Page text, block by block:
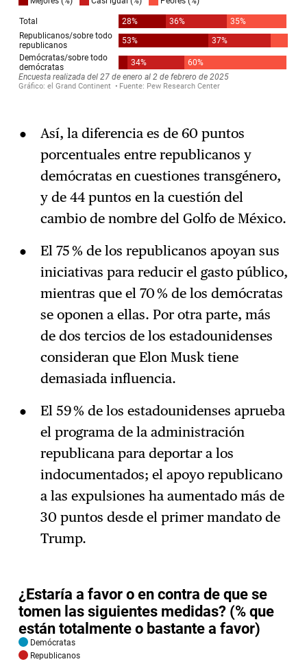
Así, la diferencia es de 60 puntos
porcentuales entre republicanos y
demócratas en cuestiones transgénero,
y de 44 puntos en la cuestión del
cambio de nombre del Golfo de México.
El 75 % de los republicanos apoyan sus
iniciativas para reducir el gasto público,
mientras que el 70 % de los demócratas
se oponen a ellas. Por otra parte, más
de dos tercios de los estadounidenses
consideran que Elon Musk tiene
demasiada influencia.
El 59 % de los estadounidenses aprueba
el programa de la administración
republicana para deportar a los
indocumentados; el apoyo republicano
a las expulsiones ha aumentado más de
30 puntos desde el primer mandato de
Trump.